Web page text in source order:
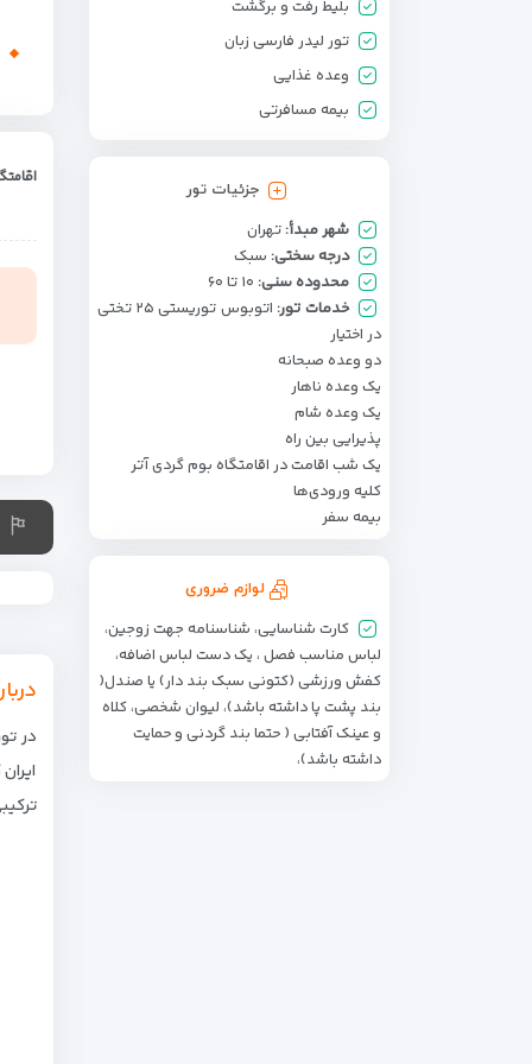
بلیط رفت و برگشت
تور لیدر فارسی زبان
وعده غذایی
بیمه مسافرتی
جزئیات تور
شهر مبدأ: تهران
درجه سختی: سبک
محدوده سنی: ۱۰ تا ۶۰
خدمات تور:
اتوبوس توریستی ۲۵ تختی
در اختیار
دو وعده صبحانه
یک وعده ناهار
یک وعده شام
پذیرایی بین راه
یک شب اقامت در اقامتگاه بوم گردی آتر
کلیه ورودی‌ها
بیمه سفر
لوازم ضروری
کارت شناسایی، شناسنامه جهت زوجین،
لباس مناسب فصل ، یک دست لباس اضافه،
کفش ورزشی (کتونی سبک بند دار) یا صندل(
بند پشت پا داشته باشد)، لیوان شخصی، کلاه
و عینک آفتابی ( حتما بند گردنی و حمایت
داشته باشد)،
در